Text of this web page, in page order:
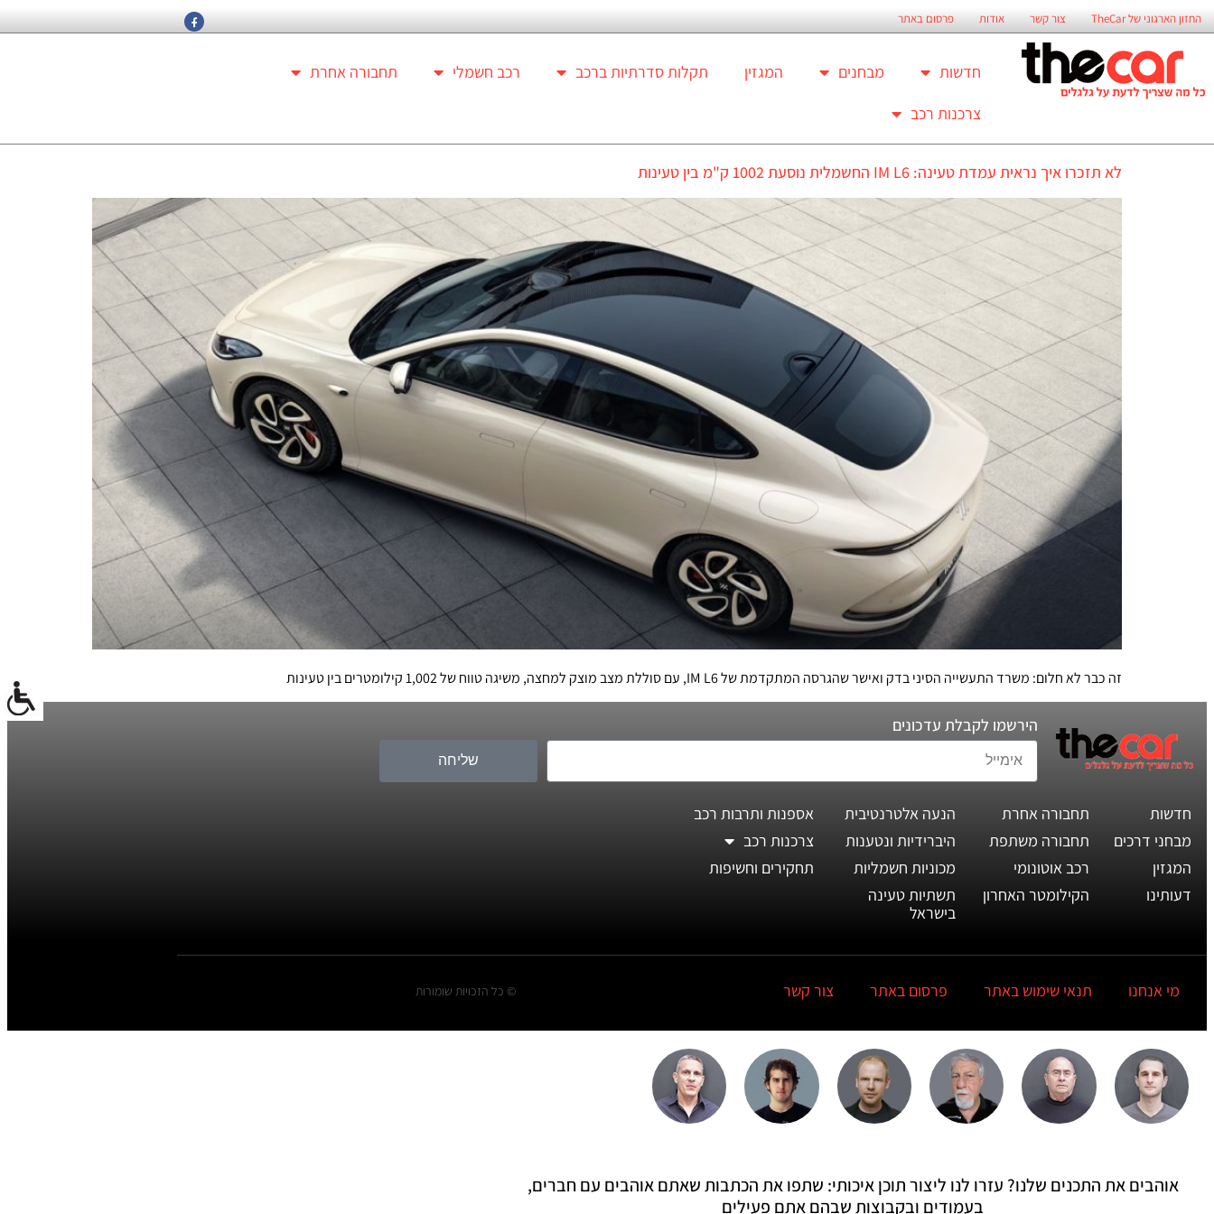
החזון הארגוני של TheCar צור קשר אודות פרסום באתר
חדשות מבחנים המגזין תקלות סדרתיות ברכב רכב חשמלי
תחבורה אחרת
צרכנות רכב
לא תזכרו איך נראית עמדת טעינה: IM L6 החשמלית נוסעת 1002 ק"מ בין טעינות
זה כבר לא חלום: משרד התעשייה הסיני בדק ואישר שהגרסה המתקדמת של IM L6, עם סוללת מצב מוצק למחצה, משיגה טווח של 1,002 קילומטרים בין טעינות
הירשמו לקבלת עדכונים
שליחה
חדשות
מבחני דרכים
המגזין
דעותינו
תחבורה אחרת
תחבורה משתפת
רכב אוטונומי
הקילומטר האחרון
הנעה אלטרנטיבית
היברידיות ונטענות
מכוניות חשמליות
תשתיות טעינה
בישראל
אספנות ותרבות רכב
צרכנות רכב
תחקירים וחשיפות
מי אנחנו תנאי שימוש באתר פרסום באתר צור קשר © כל הזכויות שומורות
אוהבים את התכנים שלנו? עזרו לנו ליצור תוכן איכותי: שתפו את הכתבות שאתם אוהבים עם חברים,
בעמודים ובקבוצות שבהם אתם פעילים